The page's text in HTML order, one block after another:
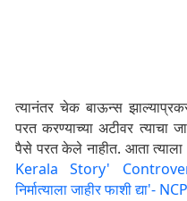
त्यानंतर चेक बाऊन्स
परत करण्याच्या अटीवर त्याचा
पैसे परत केले नाहीत. आता
Kerala Story'
निर्मात्याला जाहीर फाशी